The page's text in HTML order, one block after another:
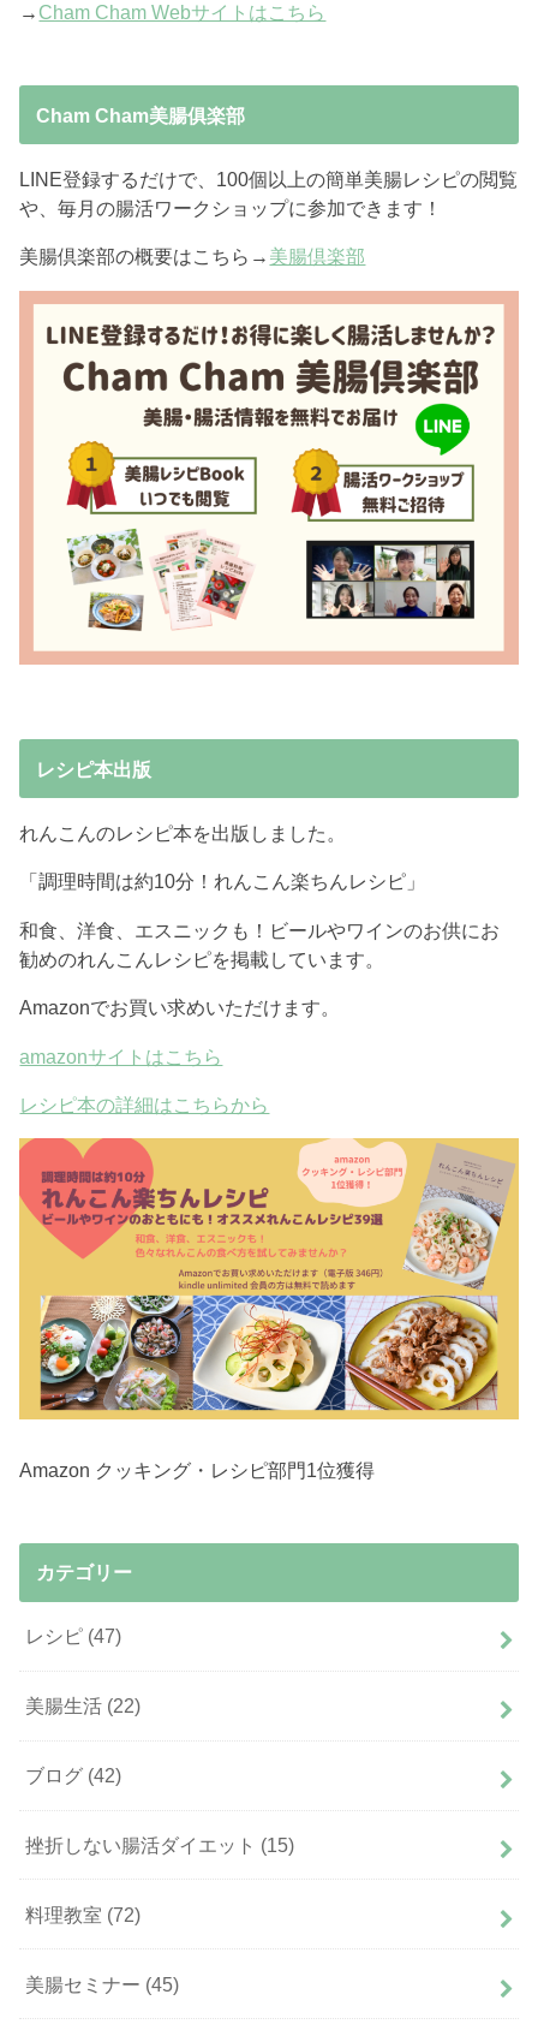
→ Cham Cham Webサイトはこちら
Cham Cham美腸俱楽部
LINE登録するだけで、100個以上の簡単美腸レシピの閲覧
や、毎月の腸活ワークショップに参加できます！
美腸倶楽部の概要はこちら→ 美腸倶楽部
レシピ本出版
れんこんのレシピ本を出版しました。
「調理時間は約10分！れんこん楽ちんレシピ」
和食、洋食、エスニックも！ビールやワインのお供にお
勧めのれんこんレシピを掲載しています。
Amazonでお買い求めいただけます。
amazonサイトはこちら
レシピ本の詳細はこちらから
Amazon クッキング・レシピ部門1位獲得
カテゴリー
レシピ (47)
美腸生活 (22)
ブログ (42)
挫折しない腸活ダイエット (15)
料理教室 (72)
美腸セミナー (45)